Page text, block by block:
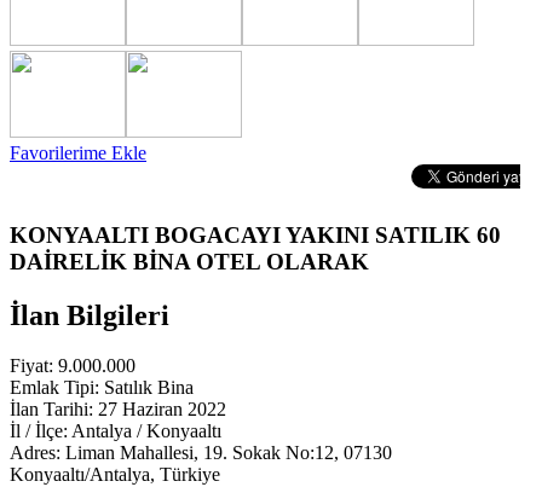
Favorilerime Ekle
KONYAALTI BOGACAYI YAKINI SATILIK 60
DAİRELİK BİNA OTEL OLARAK
İlan Bilgileri
Fiyat: 9.000.000
Emlak Tipi: Satılık Bina
İlan Tarihi: 27 Haziran 2022
İl / İlçe: Antalya / Konyaaltı
Adres: Liman Mahallesi, 19. Sokak No:12, 07130
Konyaaltı/Antalya, Türkiye